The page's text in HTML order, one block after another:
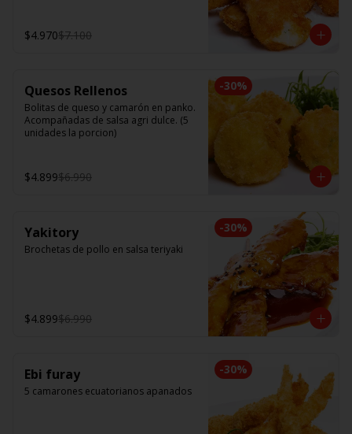
$4.970$7.100
-30%
Quesos Rellenos
Bolitas de queso y camarón en panko.
Acompañadas de salsa agri dulce. (5
unidades la porcion)
$4.899$6.990
-30%
Yakitory
Brochetas de pollo en salsa teriyaki
$4.899$6.990
-30%
Ebi furay
5 camarones ecuatorianos apanados